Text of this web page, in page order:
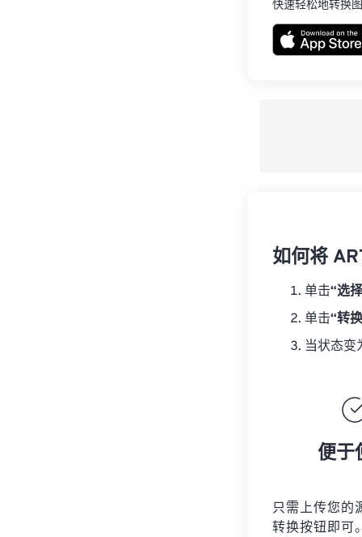
快速轻松地转换
如何将
单击“选
单击“转
当状态变
便于
只需上传您的
转换按钮即可